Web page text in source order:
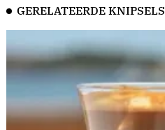
GERELATEERDE KNIPSELS